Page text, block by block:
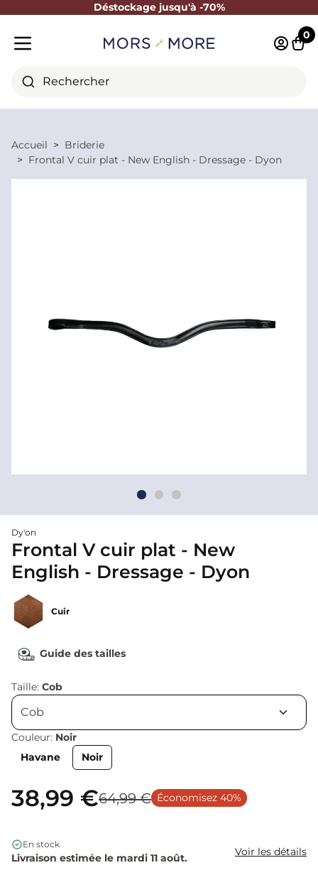
Déstockage jusqu'à -70%
Fermer
Rechercher
0
Accueil
Briderie
Frontal V cuir plat - New English - Dressage - Dyon
Dy'on
Frontal V cuir plat - New
English - Dressage - Dyon
Cuir
Guide des tailles
Taille: Cob
Couleur: Noir
Havane
Noir
38,99 €64,99 € Économisez 40%
En stock
Livraison estimée le mardi 11 août. Voir les détails